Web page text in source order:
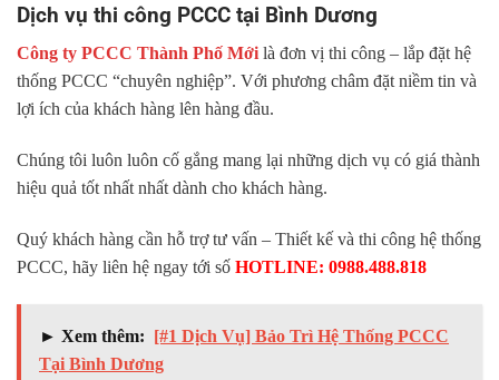
Dịch vụ thi công PCCC tại Bình Dương
Công ty PCCC Thành Phố Mới là đơn vị thi công – lắp đặt hệ
thống PCCC “chuyên nghiệp”. Với phương châm đặt niềm tin và
lợi ích của khách hàng lên hàng đầu.
Chúng tôi luôn luôn cố gắng mang lại những dịch vụ có giá thành
hiệu quả tốt nhất nhất dành cho khách hàng.
Quý khách hàng cần hỗ trợ tư vấn – Thiết kế và thi công hệ thống
PCCC, hãy liên hệ ngay tới số HOTLINE: 0988.488.818
► Xem thêm: [#1 Dịch Vụ] Bảo Trì Hệ Thống PCCC
Tại Bình Dương